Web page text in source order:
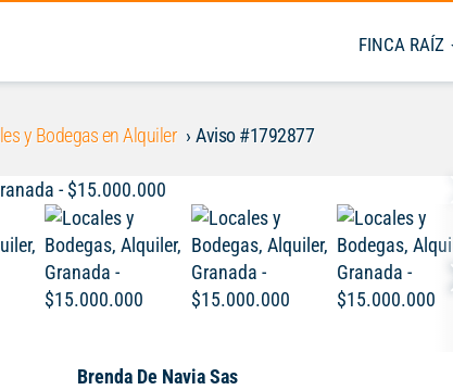
FINCA RAÍZ
y Bodegas en Alquiler Aviso #1792877
Brenda De Navia Sas